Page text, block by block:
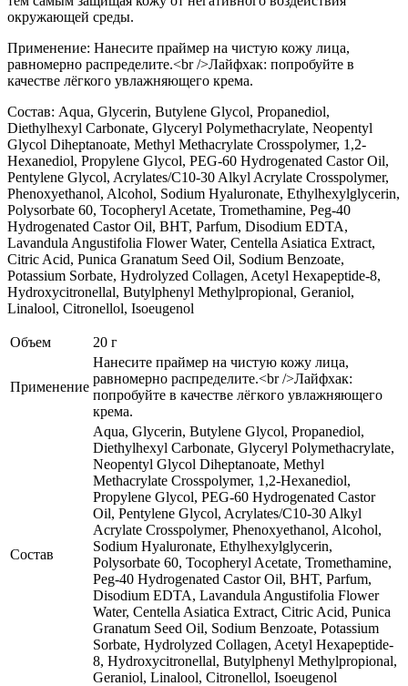
окружающей среды.
Применение: Нанесите праймер на чистую кожу лица,
равномерно распределите.<br />Лайфхак: попробуйте в
качестве лёгкого увлажняющего крема.
Состав: Aqua, Glycerin, Butylene Glycol, Propanediol,
Diethylhexyl Carbonate, Glyceryl Polymethacrylate, Neopentyl
Glycol Diheptanoate, Methyl Methacrylate Crosspolymer, 1,2-
Hexanediol, Propylene Glycol, PEG-60 Hydrogenated Castor Oil,
Pentylene Glycol, Acrylates/C10-30 Alkyl Acrylate Crosspolymer,
Phenoxyethanol, Alcohol, Sodium Hyaluronate, Ethylhexylglycerin,
Polysorbate 60, Tocopheryl Acetate, Tromethamine, Peg-40
Hydrogenated Castor Oil, BHT, Parfum, Disodium EDTA,
Lavandula Angustifolia Flower Water, Centella Asiatica Extract,
Citric Acid, Punica Granatum Seed Oil, Sodium Benzoate,
Potassium Sorbate, Hydrolyzed Collagen, Acetyl Hexapeptide-8,
Hydroxycitronellal, Butylphenyl Methylpropional, Geraniol,
Linalool, Citronellol, Isoeugenol
Объем 20 г
Применение
Нанесите праймер на чистую кожу лица,
равномерно распределите.<br />Лайфхак:
попробуйте в качестве лёгкого увлажняющего
крема.
Состав
Aqua, Glycerin, Butylene Glycol, Propanediol,
Diethylhexyl Carbonate, Glyceryl Polymethacrylate,
Neopentyl Glycol Diheptanoate, Methyl
Methacrylate Crosspolymer, 1,2-Hexanediol,
Propylene Glycol, PEG-60 Hydrogenated Castor
Oil, Pentylene Glycol, Acrylates/C10-30 Alkyl
Acrylate Crosspolymer, Phenoxyethanol, Alcohol,
Sodium Hyaluronate, Ethylhexylglycerin,
Polysorbate 60, Tocopheryl Acetate, Tromethamine,
Peg-40 Hydrogenated Castor Oil, BHT, Parfum,
Disodium EDTA, Lavandula Angustifolia Flower
Water, Centella Asiatica Extract, Citric Acid, Punica
Granatum Seed Oil, Sodium Benzoate, Potassium
Sorbate, Hydrolyzed Collagen, Acetyl Hexapeptide-
8, Hydroxycitronellal, Butylphenyl Methylpropional,
Geraniol, Linalool, Citronellol, Isoeugenol